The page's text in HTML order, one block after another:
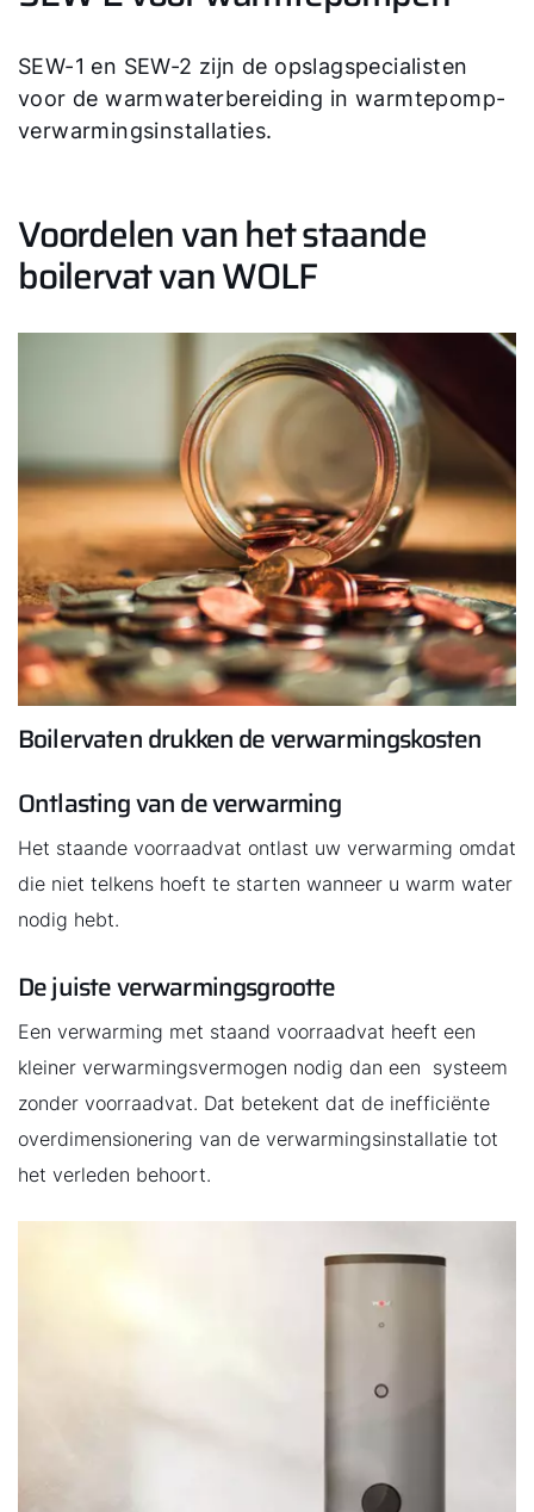
SEW-1 en SEW-2 zijn de opslagspecialisten
voor de warmwaterbereiding in warmtepomp-
verwarmingsinstallaties.
Voordelen van het staande
boilervat van WOLF
Boilervaten drukken de verwarmingskosten
Ontlasting van de verwarming
Het staande voorraadvat ontlast uw verwarming omdat
die niet telkens hoeft te starten wanneer u warm water
nodig hebt.
De juiste verwarmingsgrootte
Een verwarming met staand voorraadvat heeft een
kleiner verwarmingsvermogen nodig dan een systeem
zonder voorraadvat. Dat betekent dat de inefficiënte
overdimensionering van de verwarmingsinstallatie tot
het verleden behoort.
Mail de WOLF Service
Ook interessant?